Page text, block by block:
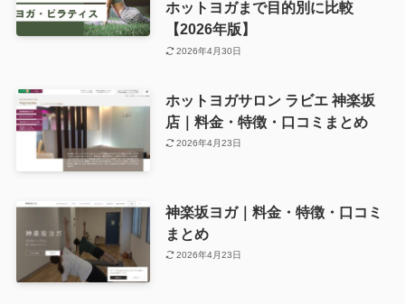
ホットヨガまで目的別に比較
【2026年版】
2026年4月30日
ホットヨガサロン ラビエ 神楽坂
店｜料金・特徴・口コミまとめ
2026年4月23日
神楽坂ヨガ｜料金・特徴・口コミ
まとめ
2026年4月23日